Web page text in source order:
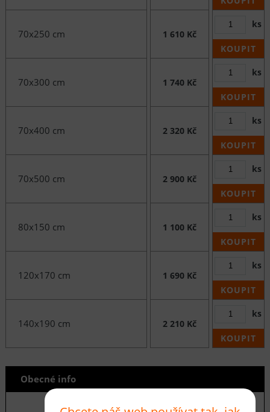
70x250 cm 1 610 Kč
ks
KOUPIT
70x300 cm 1 740 Kč
ks
KOUPIT
70x400 cm 2 320 Kč
ks
KOUPIT
70x500 cm 2 900 Kč
ks
KOUPIT
80x150 cm 1 100 Kč
ks
KOUPIT
120x170 cm 1 690 Kč
ks
KOUPIT
140x190 cm 2 210 Kč
ks
KOUPIT
Obecné info